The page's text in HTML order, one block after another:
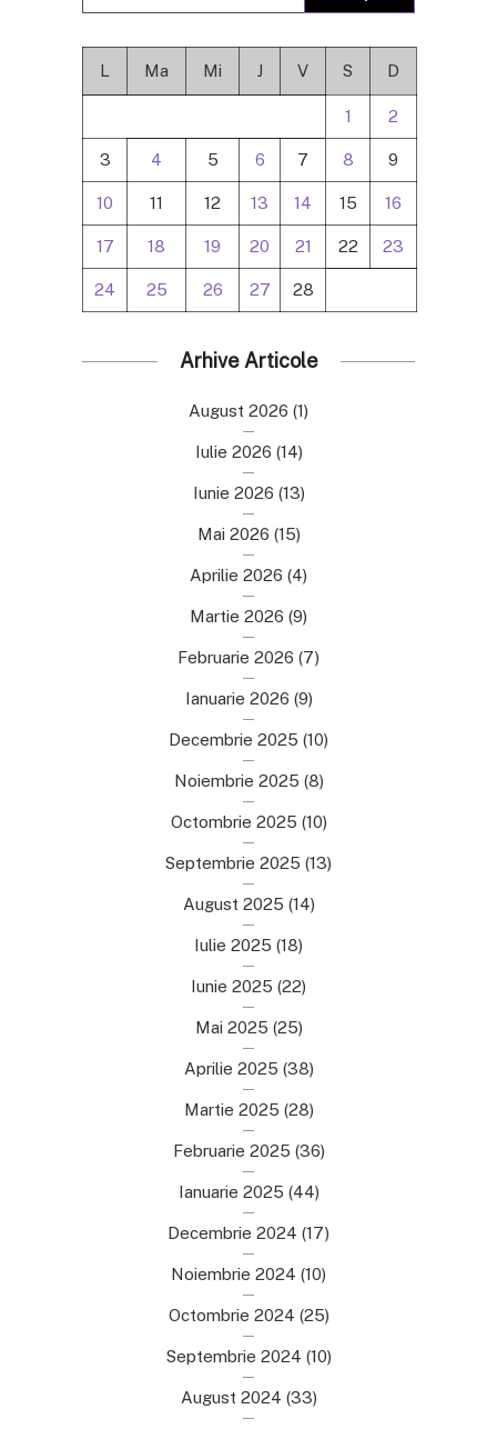
L Ma Mi J V S D
1 2
3 4 5 6 7 8 9
10 11 12 13 14 15 16
17 18 19 20 21 22 23
24 25 26 27 28
Arhive Articole
August 2026 (1)
Iulie 2026 (14)
Iunie 2026 (13)
Mai 2026 (15)
Aprilie 2026 (4)
Martie 2026 (9)
Februarie 2026 (7)
Ianuarie 2026 (9)
Decembrie 2025 (10)
Noiembrie 2025 (8)
Octombrie 2025 (10)
Septembrie 2025 (13)
August 2025 (14)
Iulie 2025 (18)
Iunie 2025 (22)
Mai 2025 (25)
Aprilie 2025 (38)
Martie 2025 (28)
Februarie 2025 (36)
Ianuarie 2025 (44)
Decembrie 2024 (17)
Noiembrie 2024 (10)
Octombrie 2024 (25)
Septembrie 2024 (10)
August 2024 (33)